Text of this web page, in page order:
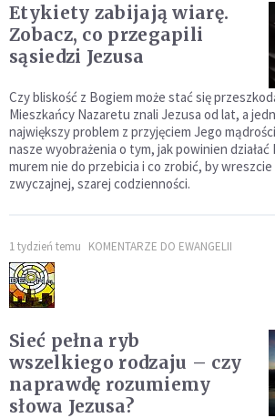
Etykiety zabijają wiarę.
Zobacz, co przegapili
sąsiedzi Jezusa
Czy bliskość z Bogiem może stać się
Mieszkańcy Nazaretu znali Jezusa od lat, a
największy problem z przyjęciem Jego
nasze wyobrażenia o tym, jak powinien
murem nie do przebicia i co zrobić, by
zwyczajnej, szarej codzienności.
1 tydzień temu KOMENTARZE DO EWANGELII
Sieć pełna ryb
wszelkiego rodzaju – czy
naprawdę rozumiemy
słowa Jezusa?